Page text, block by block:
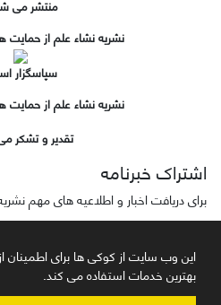
این وب سایت از کوکی ها برای اطمینان از
بهترین خدمات استفاده می کند.
منتشر می
نشریه نشاء علم از
سپاسگزار
نشریه نشاء علم از
تقدیر و تشکر
اشتراک خبرنامه
برای دریافت اخبار و اطلاعیه های مهم